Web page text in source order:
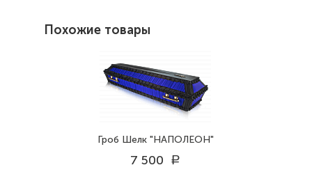
Похожие товары
Гроб Шелк "НАПОЛЕОН"
7 500 a